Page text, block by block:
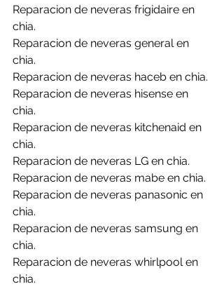
Reparacion de neveras frigidaire en
chia.
Reparacion de neveras general en
chia.
Reparacion de neveras haceb en chia.
Reparacion de neveras hisense en
chia.
Reparacion de neveras kitchenaid en
chia.
Reparacion de neveras LG en chia.
Reparacion de neveras mabe en chia.
Reparacion de neveras panasonic en
chia.
Reparacion de neveras samsung en
chia.
Reparacion de neveras whirlpool en
chia.